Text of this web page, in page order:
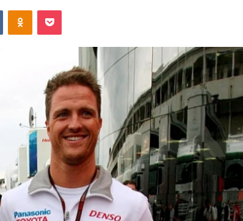
VKontakteOdnoklassniki
Pocket